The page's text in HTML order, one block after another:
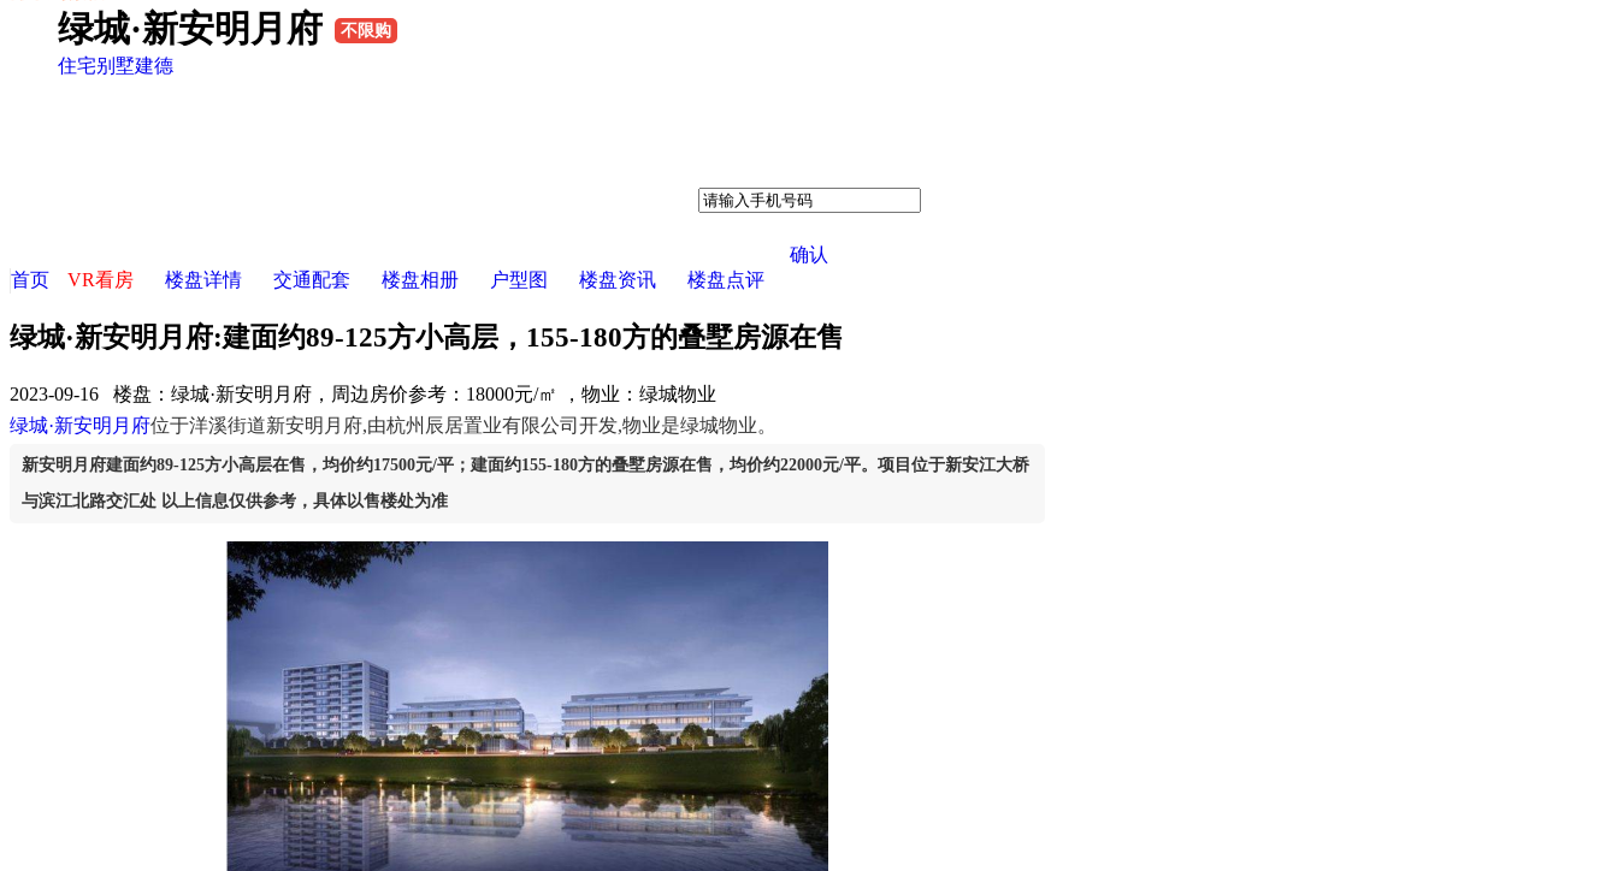
绿城·新安明月府 不限购
住宅别墅建德
确认
首页
VR看房 楼盘详情 交通配套 楼盘相册 户型图 楼盘资讯 楼盘点评
绿城·新安明月府:建面约89-125方小高层，155-180方的叠墅房源在售
2023-09-16 楼盘： 绿城·新安明月府，周边房价参考：18000元/㎡ ，物业：绿城物业
绿城·新安明月府位于洋溪街道新安明月府,由杭州辰居置业有限公司开发,物业是绿城物业。
新安明月府建面约89-125方小高层在售，均价约17500元/平；建面约155-180方的叠墅房源在售，均价约22000元/平。项目位于新安江大桥
与滨江北路交汇处 以上信息仅供参考，具体以售楼处为准